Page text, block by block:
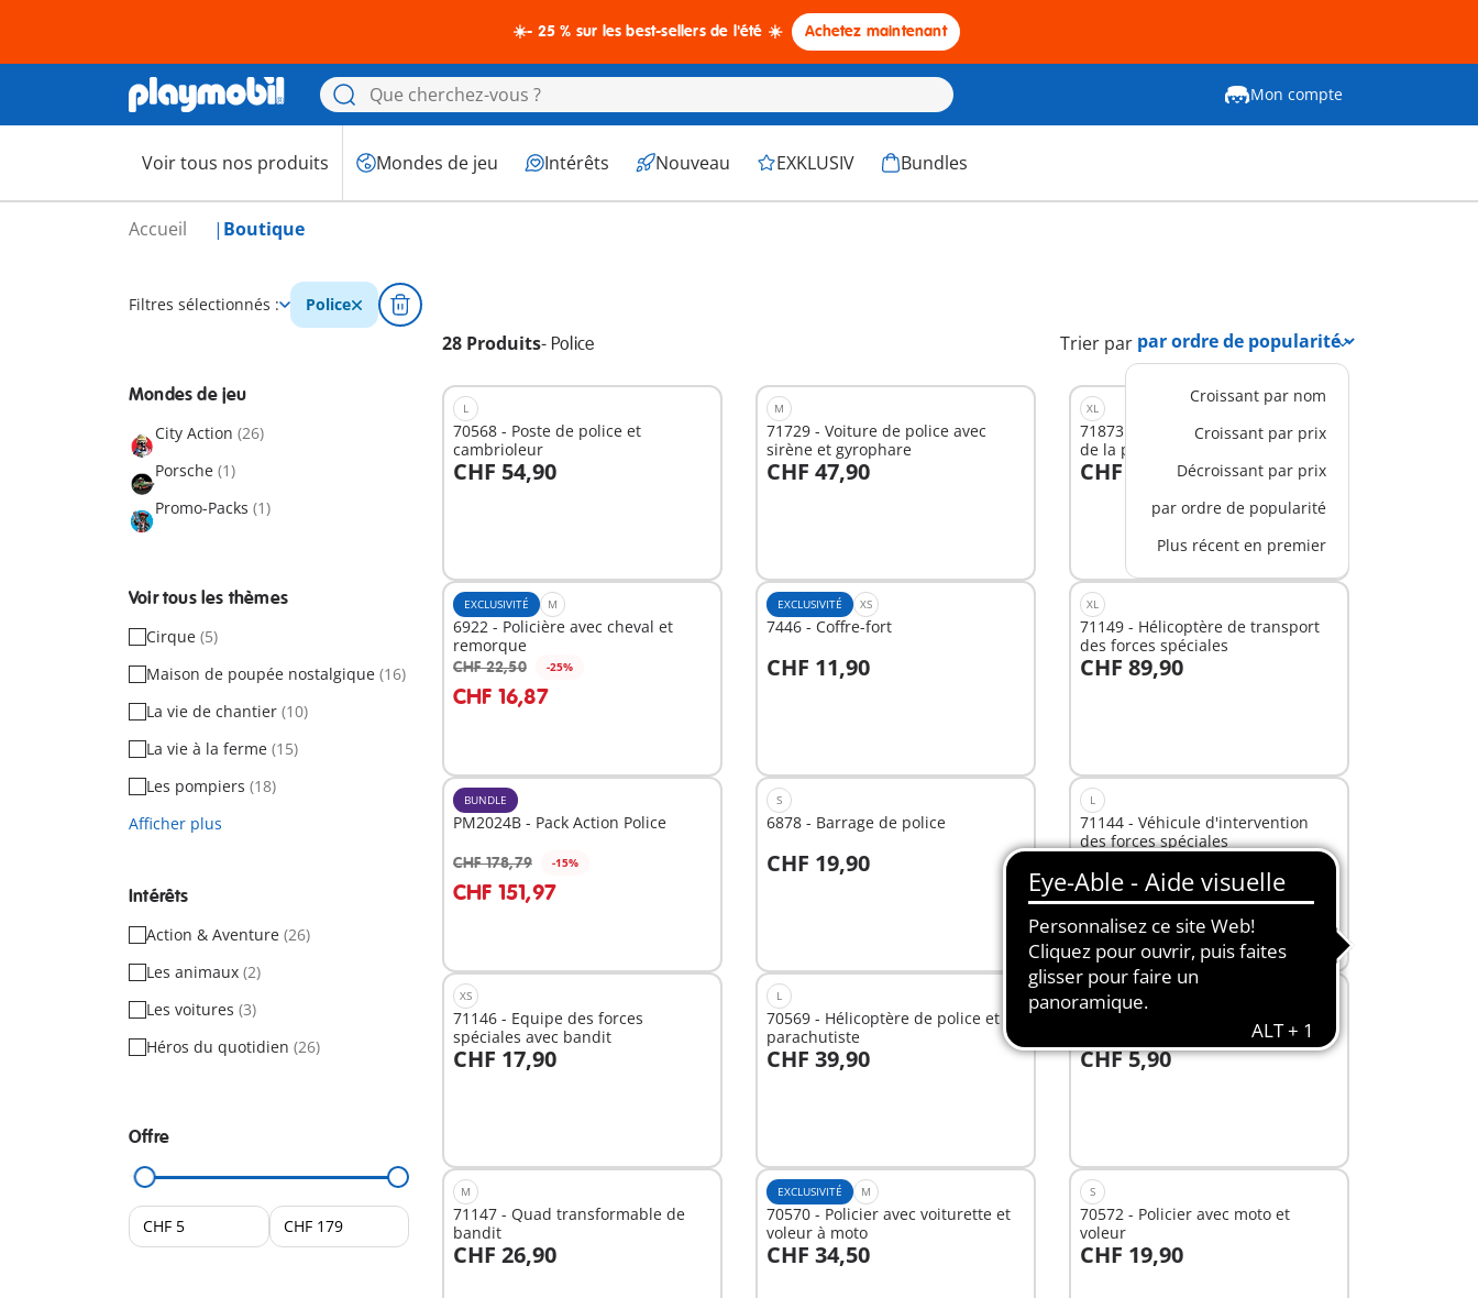
☀️- 25 % sur les best-sellers de l'été ☀️ Achetez maintenant
Mon compte
Voir tous nos produits Mondes de jeu Intérêts Nouveau EXKLUSIV Bundles
Accueil Boutique
Filtres sélectionnés : Police
28 Produits- Police Trier par
Croissant par nom
Croissant par prix
Décroissant par prix
par ordre de popularité
Plus récent en premier
Mondes de jeu
City Action (26)
Porsche (1)
Promo-Packs (1)
Voir tous les thèmes
Cirque (5)
Maison de poupée nostalgique (16)
La vie de chantier (10)
La vie à la ferme (15)
Les pompiers (18)
Afficher plus
Intérêts
Action & Aventure (26)
Les animaux (2)
Les voitures (3)
Héros du quotidien (26)
Offre
L
70568 - Poste de police et
cambrioleur
CHF 54,90
Au panier
M
71729 - Voiture de police avec
sirène et gyrophare
CHF 47,90
Au panier
XL
71873 - Centre de commandement
de la police
CHF 109,90
Au panier
EXCLUSIVITÉ M
6922 - Policière avec cheval et
remorque
CHF 22,50 -25%
CHF 16,87
EXCLUSIVITÉ XS
7446 - Coffre-fort
CHF 11,90
Au panier
XL
71149 - Hélicoptère de transport
des forces spéciales
CHF 89,90
Au panier
BUNDLE
PM2024B - Pack Action Police
CHF 178,79 -15%
CHF 151,97
S
6878 - Barrage de police
CHF 19,90
Au panier
L
71144 - Véhicule d'intervention
des forces spéciales
CHF 53,24
Au panier
XS
71146 - Equipe des forces
spéciales avec bandit
CHF 17,90
Au panier
L
70569 - Hélicoptère de police et
parachutiste
CHF 39,90
Au panier
EXCLUSIVITÉ
CHF 5,90
Au panier
M
71147 - Quad transformable de
bandit
CHF 26,90
Au panier
EXCLUSIVITÉ M
70570 - Policier avec voiturette et
voleur à moto
CHF 34,50
Au panier
S
70572 - Policier avec moto et
voleur
CHF 19,90
Au panier